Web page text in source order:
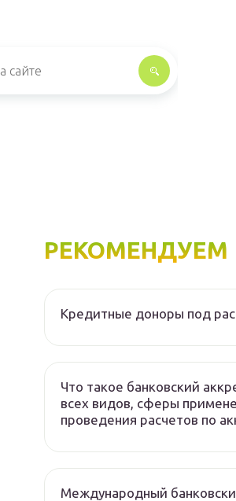
РЕКОМЕНДУЕМ
Кредитные доноры под
Что такое банковский
всех видов, сферы
проведения расчетов по
Международный